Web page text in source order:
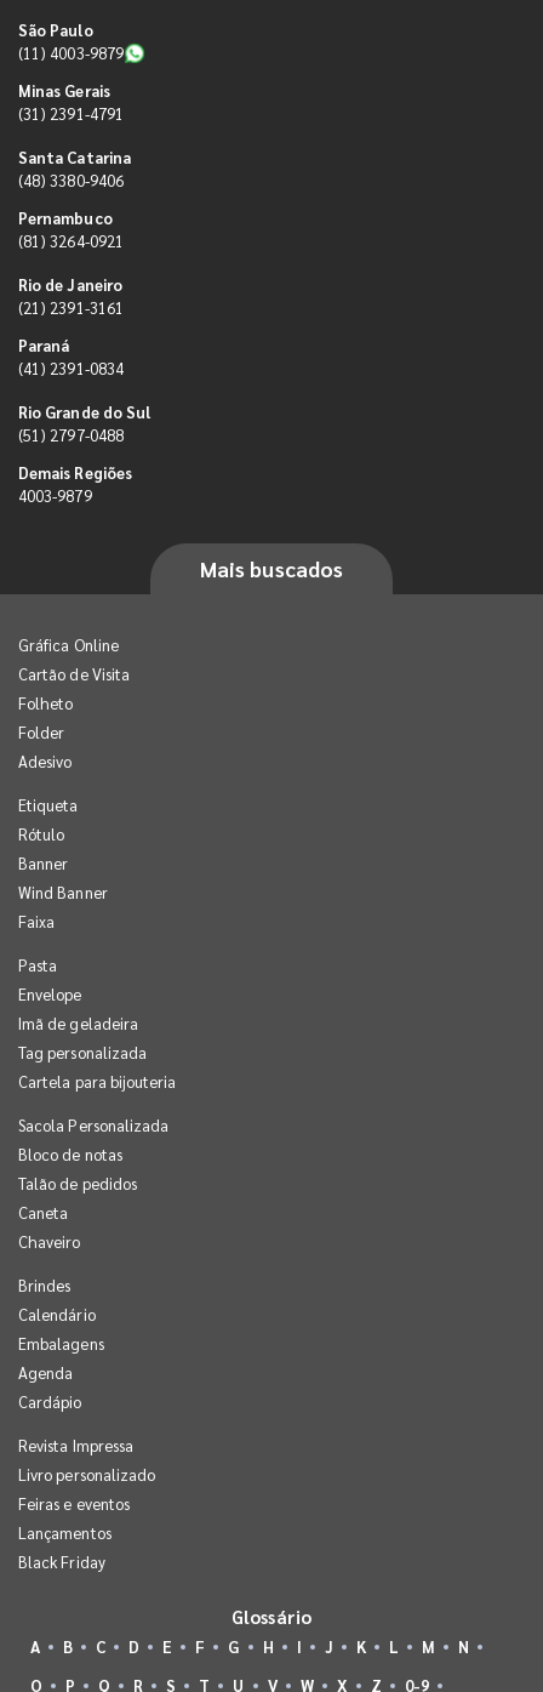
São Paulo
(11) 4003-9879
Minas Gerais
(31) 2391-4791
Santa Catarina
(48) 3380-9406
Pernambuco
(81) 3264-0921
Rio de Janeiro
(21) 2391-3161
Paraná
(41) 2391-0834
Rio Grande do Sul
(51) 2797-0488
Demais Regiões
4003-9879
Mais buscados
Gráfica Online
Cartão de Visita
Folheto
Folder
Adesivo
Etiqueta
Rótulo
Banner
Wind Banner
Faixa
Pasta
Envelope
Imã de geladeira
Tag personalizada
Cartela para bijouteria
Sacola Personalizada
Bloco de notas
Talão de pedidos
Caneta
Chaveiro
Brindes
Calendário
Embalagens
Agenda
Cardápio
Revista Impressa
Livro personalizado
Feiras e eventos
Lançamentos
Black Friday
Glossário
A B C D E F G H I J K L M
N
O
P Q R S T U V W X Z 0-9